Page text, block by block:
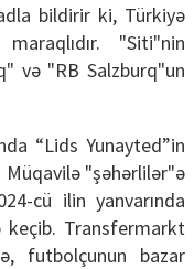
bildirir ki, Türkiyə
"Siti"nin
və "RB Salzburq"un
“Lids Yunayted”in
"şəhərlilər"ə
cü ilin yanvarında
keçib. Transfermarkt
futbolçunun bazar